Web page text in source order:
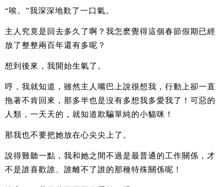
“唉。”我深深地歎了一口氣。
主人究竟是回去多久了啊？我怎麽覺得這個春節假期已經
放了整整兩百年還有多呢？
想到後來，我開始生氣了。
哼，我就知道，雖然主人嘴巴上說很想我，行動上卻一直
拖著不肯回來，那多半也是沒有多想我多愛我了！可惡的
人類，一天天的，就知道欺騙單純的小貓咪！
那我也不要把她放在心尖尖上了。
說得難聽一點，我和她之間不過是最普通的工作關係，才
不是誰喜歡誰、誰離不了誰的那種特殊關係呢！